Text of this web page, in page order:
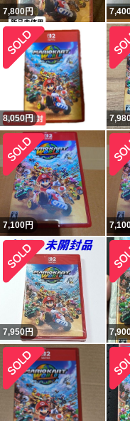
7,800円
8,050円
7,100円
7,950円